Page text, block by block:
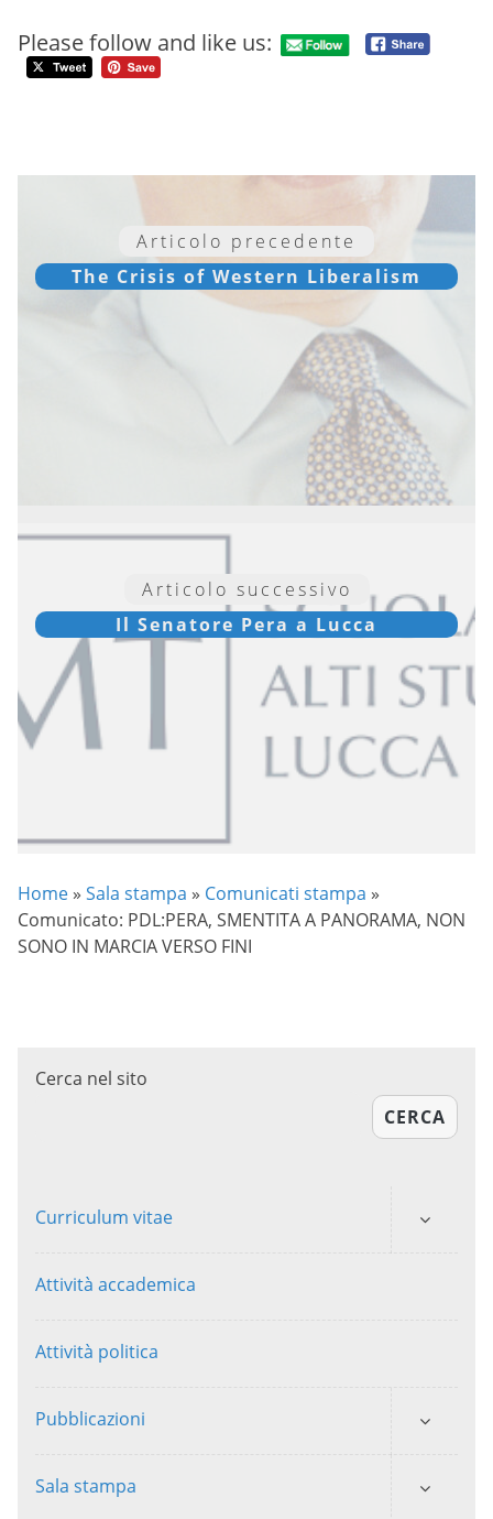
Please follow and like us:
Articolo precedente
The Crisis of Western Liberalism
Articolo successivo
Il Senatore Pera a Lucca
Home » Sala stampa » Comunicati stampa »
Comunicato: PDL:PERA, SMENTITA A PANORAMA, NON
SONO IN MARCIA VERSO FINI
Cerca nel sito
CERCA
Curriculum vitae
Attività accademica
Attività politica
Pubblicazioni
Sala stampa